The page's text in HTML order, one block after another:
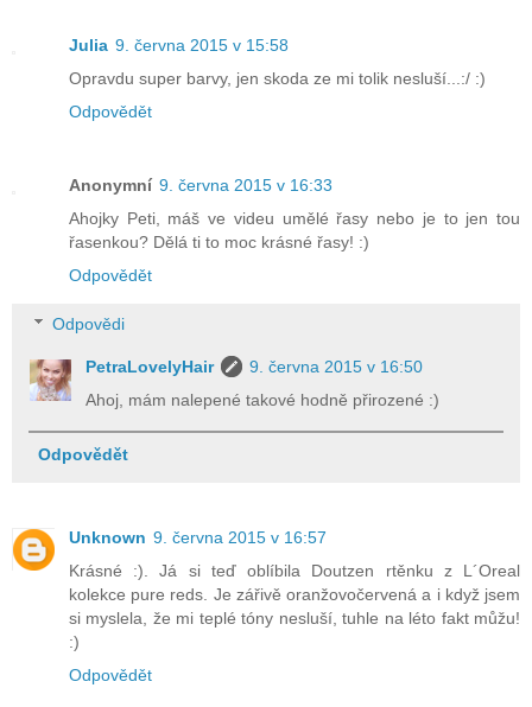
Julia 9. června 2015 v 15:58
Opravdu super barvy, jen skoda ze mi tolik nesluší...:/ :)
Odpovědět
Anonymní 9. června 2015 v 16:33
Ahojky Peti, máš ve videu umělé řasy nebo je to jen tou
řasenkou? Dělá ti to moc krásné řasy! :)
Odpovědět
Odpovědi
PetraLovelyHair
9. června 2015 v 16:50
Ahoj, mám nalepené takové hodně přirozené :)
Odpovědět
Unknown 9. června 2015 v 16:57
Krásné :). Já si teď oblíbila Doutzen rtěnku z L´Oreal
kolekce pure reds. Je zářivě oranžovočervená a i když jsem
si myslela, že mi teplé tóny nesluší, tuhle na léto fakt můžu!
:)
Odpovědět